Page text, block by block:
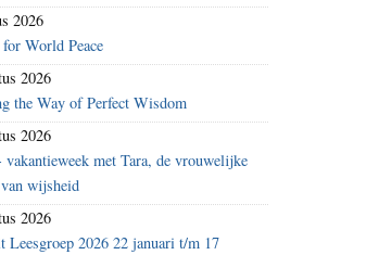
2026
World Peace
2026
the Way of Perfect Wisdom
2026
vakantieweek met Tara, de vrouwelijke
wijsheid
2026
Leesgroep 2026 22 januari t/m 17